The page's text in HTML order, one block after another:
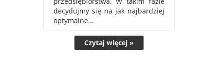
decydujmy się na jak najbardziej
optymalne...
Czytaj więcej »